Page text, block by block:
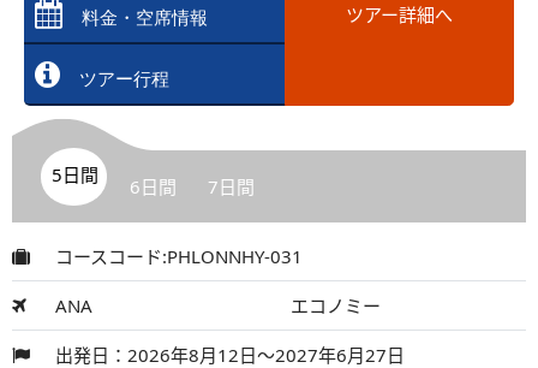
料金・空席情報
ツアー行程
ツアー詳細へ
5日間 6日間 7日間
コースコード:PHLONNHY-031
ANA エコノミー
出発日：2026年8月12日～2027年6月27日